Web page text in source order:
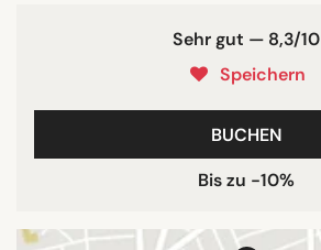
Sehr gut — 8,3/10
Speichern
BUCHEN
Bis zu -10%